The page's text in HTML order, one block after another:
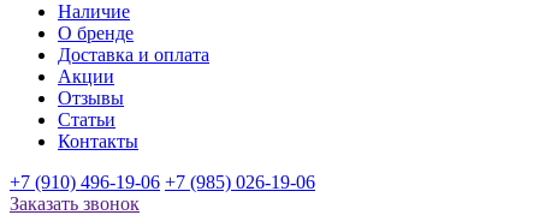
Наличие
О бренде
Доставка и оплата
Акции
Отзывы
Статьи
Контакты
+7 (910) 496-19-06 +7 (985) 026-19-06
Заказать звонок